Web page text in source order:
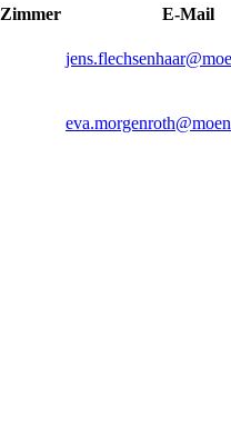
Zimmer
E-Mail